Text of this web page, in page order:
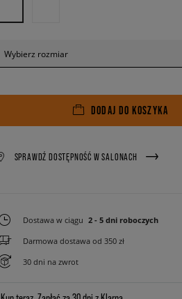
Wybierz rozmiar
DODAJ DO KOSZYKA
SPRAWDŹ DOSTĘPNOŚĆ W SALONACH
Dostawa w ciągu 2 - 5 dni roboczych
Darmowa dostawa od 350 zł
30 dni na zwrot